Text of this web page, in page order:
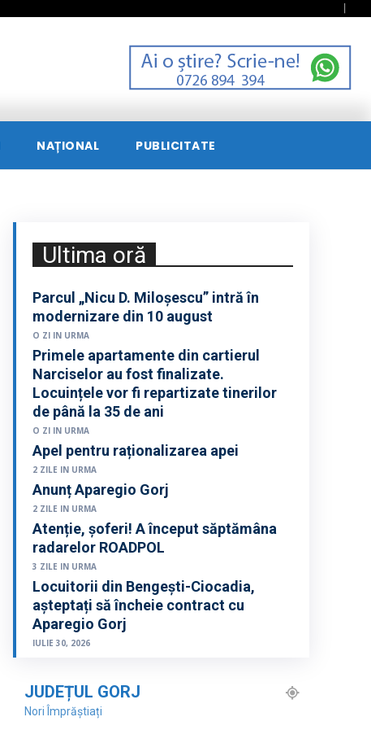
NAȚIONAL PUBLICITATE
Ultima oră
Parcul „Nicu D. Miloșescu” intră în
modernizare din 10 august
O ZI IN URMA
Primele apartamente din cartierul
Narciselor au fost finalizate.
Locuințele vor fi repartizate tinerilor
de până la 35 de ani
O ZI IN URMA
Apel pentru raționalizarea apei
2 ZILE IN URMA
Anunț Aparegio Gorj
2 ZILE IN URMA
Atenție, șoferi! A început săptămâna
radarelor ROADPOL
3 ZILE IN URMA
Locuitorii din Bengești-Ciocadia,
așteptați să încheie contract cu
Aparegio Gorj
IULIE 30, 2026
JUDEȚUL GORJ
Nori Împrăștiați